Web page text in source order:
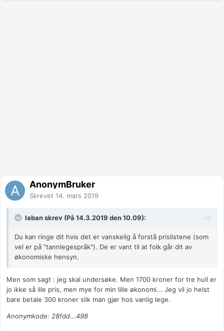
AnonymBruker
Skrevet 14. mars 2019
laban skrev (På 14.3.2019 den 10.09):
Du kan ringe dit hvis det er vanskelig å forstå prislistene (som
vel er på "tannlegespråk"). De er vant til at folk går dit av
økonomiske hensyn.
Men som sagt : jeg skal undersøke. Men 1700 kroner for tre hull er
jo ikke så ille pris, men mye for min lille økonomi... Jeg vil jo helst
bare betale 300 kroner slik man gjør hos vanlig lege.
Anonymkode: 28fdd...498